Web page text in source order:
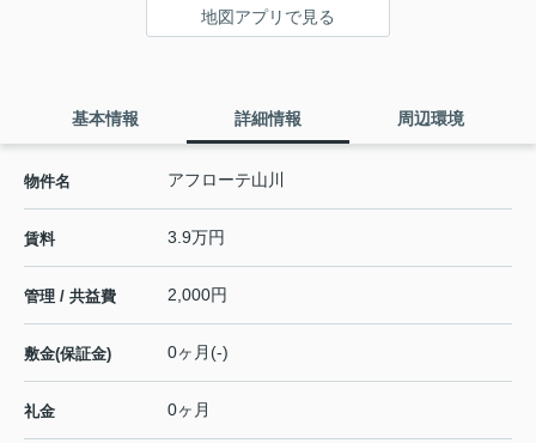
地図アプリで見る
基本情報 詳細情報 周辺環境
物件名 アフローテ山川
賃料 3.9万円
管理 / 共益費 2,000円
敷金(保証金) 0ヶ月(-)
礼金 0ヶ月